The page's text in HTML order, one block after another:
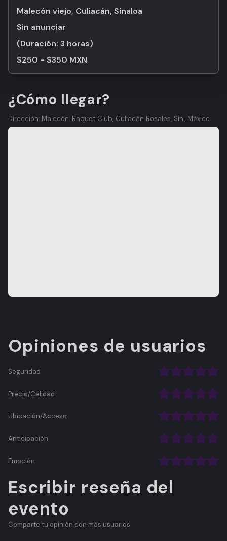
Malecón viejo, Culiacán, Sinaloa
Sin anunciar
(Duración: 3 horas)
$250 - $350 MXN
¿Cómo llegar?
Dirección: Malecón, Raquet Club, Culiacán Rosales, Sin., México
Opiniones de usuarios
Seguridad
Precio/Calidad
Ubicación/Acceso
Anticipación
Emoción
Escribir reseña del
evento
Comparte tu opinión con más usuarios